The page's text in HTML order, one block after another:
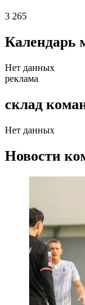
3 265
Календарь
Нет данных
реклама
склад
Нет данных
Новости